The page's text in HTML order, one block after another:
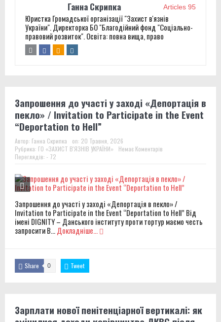
безпілотників на Донеччині
“У зоні бою мені спокійніше, ніж у тюрмі”: історія бійця
3-ї штурмової
Поки ми шукали гроші на порятунок українців, хтось,
за версією слідства, заробляв на допомозі Україні
Чи може військо стати другим шансом? Що говорять
колишні засуджені, командири та правозахисники про
службу після звільнення
Звіт за результатами моніторингового візиту до
Вінницької виправної колонії №86
Звіт за результатами моніторингового візиту до
Правозахисники представили в ОБСЄ докази
окупованих територіях України
Ганна Скрипка Articles 95
Юристка Громадської організації "Захист в'язнів
України". Директорка БО "Благодійний фонд "Соціально-
правовий розвиток". Освіта: повна вища, право
Запрошення до участі у заході «Депортація в
пекло» / Invitation to Participate in the Event
“Deportation to Hell”
Автор: Ганна Скрипка on: 20 Травня, 2026
Рубрика: ГО «ЗАХИСТ В'ЯЗНІВ УКРАЇНИ»
Немає Коментарів
Переглядів: - 72
Запрошення до участі у заході «Депортація в пекло» /
Invitation to Participate in the Event “Deportation to Hell” Від
імені DIGNITY – Данського інституту проти тортур маємо честь
запросити В...Докладніше...
Share 0 Tweet
Зарплати нової пенітенціарної вертикалі: як